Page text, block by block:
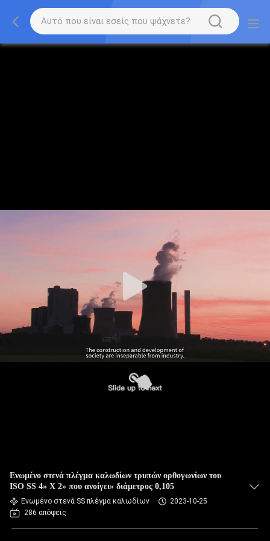
Ενωμένο στενά πλέγμα καλωδίων τρυπών ορθογωνίων του
ISO SS 4» Χ 2» που ανοίγει» διάμετρος 0,105
Ενωμένο στενά SS πλέγμα καλωδίων
2023-10-25
286 απόψεις